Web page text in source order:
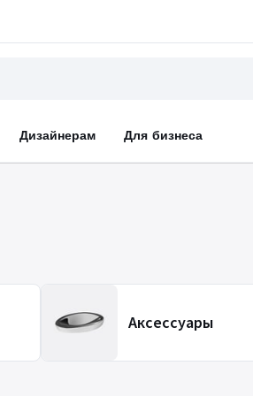
Дизайнерам Для бизнеса
Аксессуары